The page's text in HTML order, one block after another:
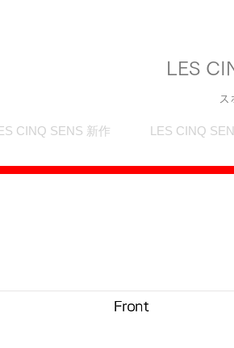
LES
ス
CINQ SENS 新作 LES CINQ